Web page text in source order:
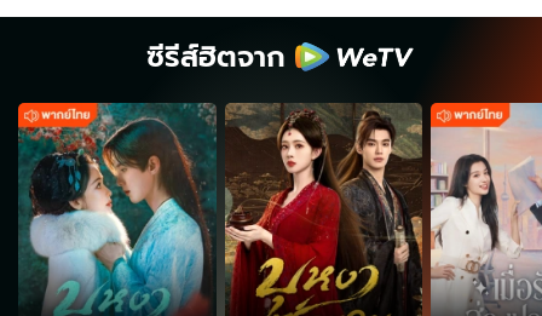
ซีรีส์ฮิตจาก